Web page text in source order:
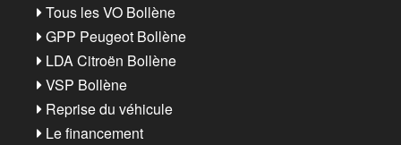
Tous les VO Bollène
GPP Peugeot Bollène
LDA Citroën Bollène
VSP Bollène
Reprise du véhicule
Le financement